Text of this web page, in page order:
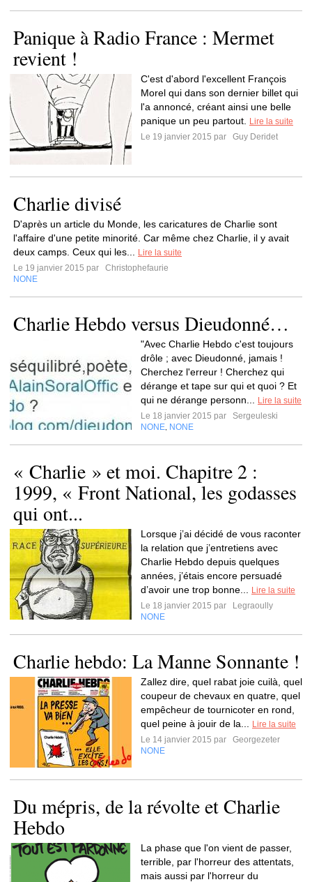
Panique à Radio France : Mermet
revient !
C'est d'abord l'excellent François
Morel qui dans son dernier billet qui
l'a annoncé, créant ainsi une belle
panique un peu partout.
Lire la suite
Le 19 janvier 2015 par
Guy Deridet
Charlie divisé
D'après un article du Monde, les caricatures de Charlie sont
l'affaire d'une petite minorité. Car même chez Charlie, il y avait
deux camps. Ceux qui les...
Lire la suite
Le 19 janvier 2015 par
Christophefaurie
NONE
Charlie Hebdo versus Dieudonné…
"Avec Charlie Hebdo c'est toujours
drôle ; avec Dieudonné, jamais !
Cherchez l'erreur ! Cherchez qui
dérange et tape sur qui et quoi ? Et
qui ne dérange personn...
Lire la suite
Le 18 janvier 2015 par
Sergeuleski
NONE NONE
« Charlie » et moi. Chapitre 2 :
1999, « Front National, les godasses
qui ont...
Lorsque j’ai décidé de vous raconter
la relation que j’entretiens avec
Charlie Hebdo depuis quelques
années, j’étais encore persuadé
d’avoir une trop bonne...
Lire la suite
Le 18 janvier 2015 par
Legraoully
NONE
Charlie hebdo: La Manne Sonnante !
Zallez dire, quel rabat joie cuilà, quel
coupeur de chevaux en quatre, quel
empêcheur de tournicoter en rond,
quel peine à jouir de la...
Lire la suite
Le 14 janvier 2015 par
Georgezeter
NONE
Du mépris, de la révolte et Charlie
Hebdo
La phase que l'on vient de passer,
terrible, par l'horreur des attentats,
mais aussi par l'horreur du